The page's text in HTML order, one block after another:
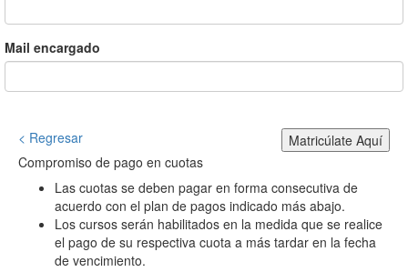
Mail encargado
< Regresar
Matricúlate Aquí
Compromiso de pago en cuotas
Las cuotas se deben pagar en forma consecutiva de
acuerdo con el plan de pagos indicado más abajo.
Los cursos serán habilitados en la medida que se realice
el pago de su respectiva cuota a más tardar en la fecha
de vencimiento.